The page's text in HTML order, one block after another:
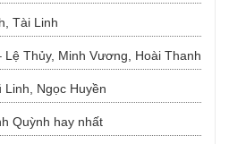
Tài Linh
Lệ Thủy, Minh Vương, Hoài Thanh
Linh, Ngọc Huyền
Quỳnh hay nhất